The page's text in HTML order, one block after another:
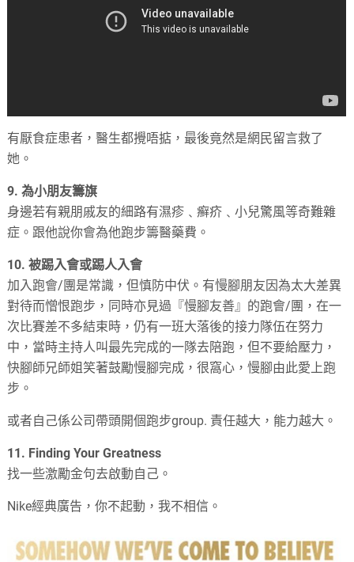
有厭食症患者，醫生都攪唔掂，最後竟然是網民留言救了
她。
9.為小朋友籌旗
身邊若有親朋戚友的細路有濕疹﹑癣疥﹑小兒驚風等奇難雜
症。跟他說你會為他跑步籌醫藥費。
10.被踢入會或踢人入會
加入跑會/團是常識，但慎防中伏。有慢腳朋友因為太大差異
對待而憎恨跑步，同時亦見過『慢腳友善』的跑會/團，在一
次比賽差不多結束時，仍有一班大落後的接力隊伍在努力
中，當時主持人叫最先完成的一隊去陪跑，但不要給壓力，
快腳師兄師姐笑著鼓勵慢腳完成，很窩心，慢腳由此愛上跑
步。
或者自己係公司帶頭開個跑步group. 責任越大，能力越大。
11. Finding Your Greatness
找一些激勵金句去啟動自己。
Nike經典廣告，你不起動，我不相信。